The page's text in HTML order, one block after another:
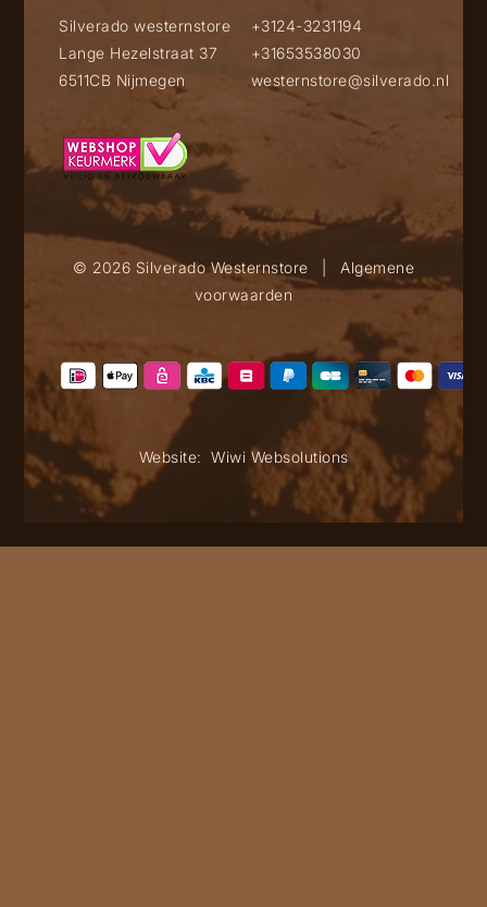
Silverado westernstore
Lange Hezelstraat 37
6511CB Nijmegen
+3124-3231194
+31653538030
westernstore@silverado.nl
© 2026 Silverado Westernstore
Algemene
voorwaarden
Website: Wiwi Websolutions